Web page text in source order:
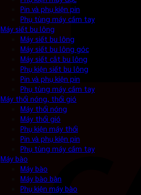
Pin và phụ kiện pin
Phụ tùng máy cầm tay
Máy siết bu lông
Máy siết bu lông
Máy siết bu lông góc
Máy siết cắt bu lông
Phụ kiện siết bu lông
Pin và phụ kiện pin
Phụ tùng máy cầm tay
Máy thổi nóng, thổi gió
Máy thổi nóng
Máy thổi gió
Phụ kiện máy thổi
Pin và phụ kiện pin
Phụ tùng máy cầm tay
Máy bào
Máy bào
Máy bào bàn
Phụ kiện máy bào